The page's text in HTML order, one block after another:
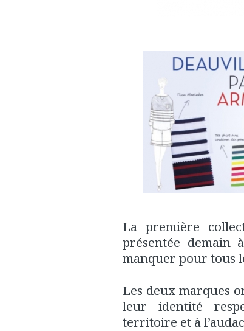
La première
présentée demain
manquer pour tous
Les deux marques
leur identité
territoire et à